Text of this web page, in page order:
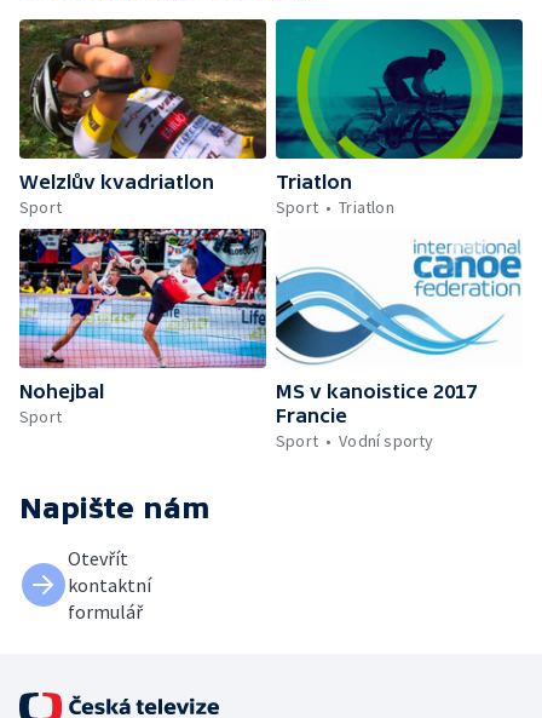
Welzlův kvadriatlon
Sport
Triatlon
Sport
Triatlon
Nohejbal
Sport
MS v kanoistice 2017
Francie
Sport
Vodní sporty
Napište nám
Otevřít
kontaktní
formulář